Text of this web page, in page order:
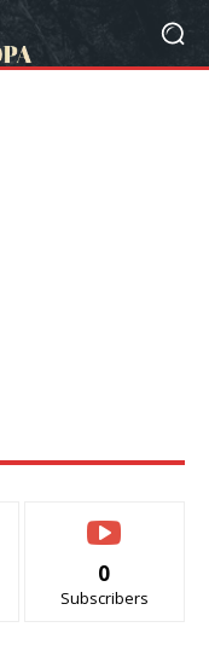
0
Subscribers